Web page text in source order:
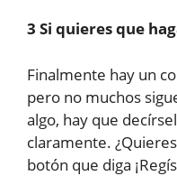
3 Si quieres que
Finalmente hay un
pero no muchos
algo, hay que
claramente.
botón que diga